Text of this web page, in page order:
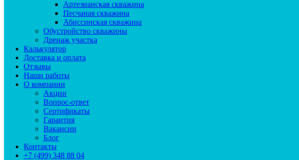
Артезианская скважина
Песчаная скважина
Абиссинская скважина
Обустройство скважины
Дренаж участка
Калькулятор
Доставка и оплата
Отзывы
Наши работы
О компании
Акции
Вопрос-ответ
Сертификаты
Гарантия
Вакансии
Блог
Контакты
+7 (499) 348 88 04